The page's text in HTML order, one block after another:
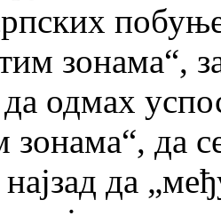
зонама“,
одмах
да
да